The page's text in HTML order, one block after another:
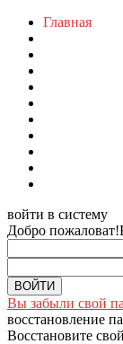
Главная
войти в систему
Добро пожаловат!
Вы забыли свой
восстановление
Восстановите